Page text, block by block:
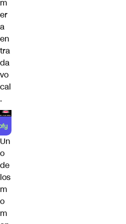
m
er
a
en
tra
da
vo
cal
.
Un
o
de
los
m
o
m